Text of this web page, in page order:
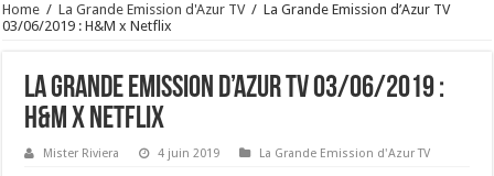
Home / La Grande Emission d'Azur TV / La Grande Emission d’Azur TV
03/06/2019 : H&M x Netflix
La Grande Emission d’Azur TV 03/06/2019 :
H&M x Netflix
Mister Riviera 4 juin 2019 La Grande Emission d'Azur TV